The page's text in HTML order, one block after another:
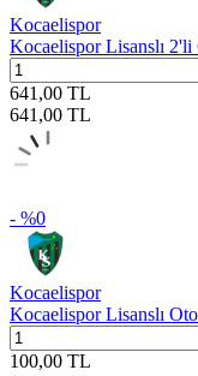
Kocaelispor
Kocaelispor Lisanslı 2'li
641,00 TL
641,00 TL
- %0
Kocaelispor
Kocaelispor Lisanslı
100,00 TL